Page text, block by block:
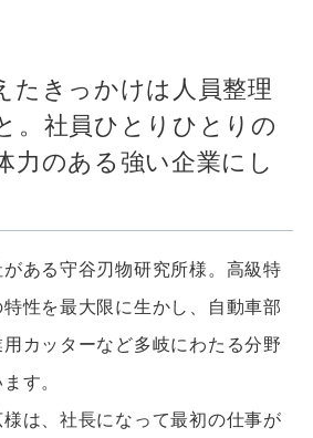
たきっかけは人員整理
。社員ひとりひとりの
力のある強い企業にし
ある守谷刃物研究所様。高級特
性を最大限に生かし、自動車部
カッターなど多岐にわたる分野
す。
は、社長になって最初の仕事が